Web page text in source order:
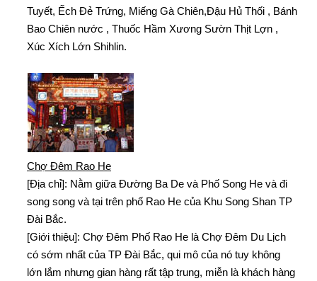
Tuyết, Ếch Đẻ Trứng, Miếng Gà Chiên,Đậu Hủ Thối , Bánh
Bao Chiên nước , Thuốc Hầm Xương Sườn Thịt Lợn ,
Xúc Xích Lớn Shihlin.
Chợ Đêm Rao He
[Địa chỉ]: Nằm giữa Đường Ba De và Phố Song He và đi
song song và tại trên phố Rao He của Khu Song Shan TP
Đài Bắc.
[Giới thiệu]: Chợ Đêm Phố Rao He là Chợ Đêm Du Lịch
có sớm nhất của TP Đài Bắc, qui mô của nó tuy không
lớn lắm nhưng gian hàng rất tập trung, miễn là khách hàng